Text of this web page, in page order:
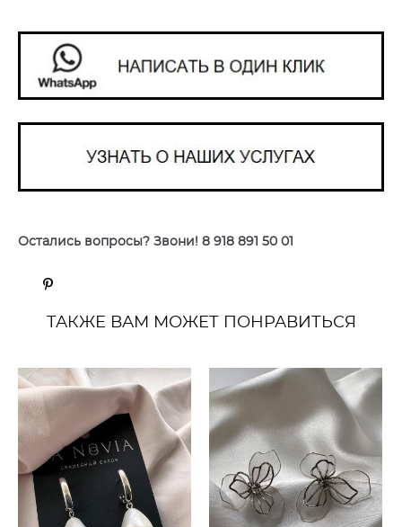
Остались вопросы? Звони! 8 918 891 50 01
ТАКЖЕ ВАМ МОЖЕТ ПОНРАВИТЬСЯ